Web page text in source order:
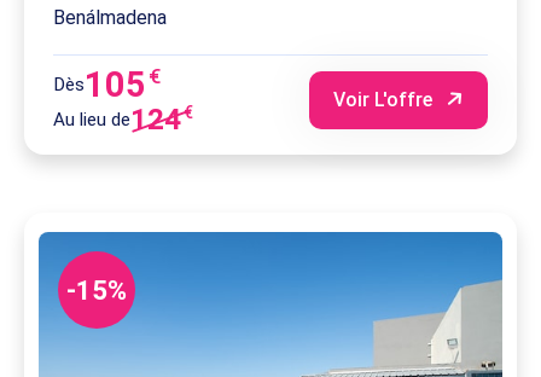
Benálmadena
Dès105 €
Au lieu de124€
Voir L'offre
-15%